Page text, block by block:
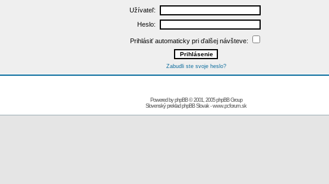
Užívateľ:
Heslo:
Prihlásiť automaticky pri ďalšej návšteve:
Zabudli ste svoje heslo?
Powered byphpBB© 2001, 2005 phpBB Group
Slovenský preklad phpBB Slovak-www.pcforum.sk